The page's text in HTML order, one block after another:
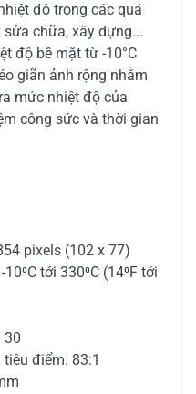
độ trong các quá
chữa, xây dựng...
độ bề mặt từ -10°C
giãn ảnh rộng nhằm
mức nhiệt độ của
công sức và thời gian
pixels (102 x 77)
tới 330⁰C (14⁰F tới
30
điểm: 83:1